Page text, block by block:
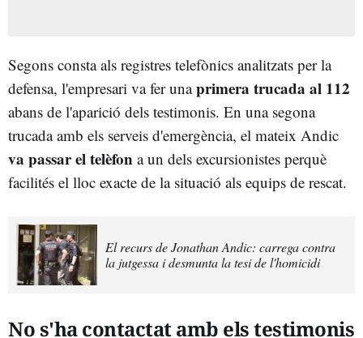
Segons consta als registres telefònics analitzats per la
defensa, l'empresari va fer unaprimera trucada al 112
abans de l'aparició dels testimonis. En una segona
trucada amb els serveis d'emergència, el mateix Andic
va passar el telèfon a un dels excursionistes perquè
facilités el lloc exacte de la situació als equips de rescat.
El recurs de Jonathan Andic: carrega contra
la jutgessa i desmunta la tesi de l'homicidi
No s'ha contactat amb els testimonis